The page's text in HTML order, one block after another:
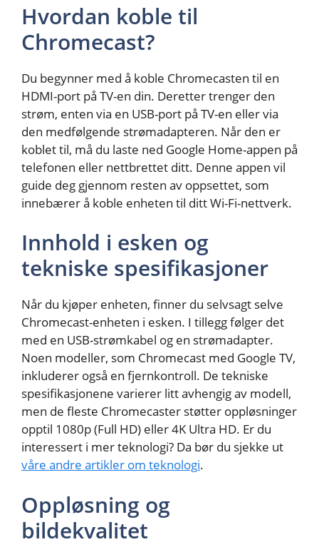
Hvordan koble til
Chromecast?
Du begynner med å koble Chromecasten til en
HDMI-port på TV-en din. Deretter trenger den
strøm, enten via en USB-port på TV-en eller via
den medfølgende strømadapteren. Når den er
koblet til, må du laste ned Google Home-appen på
telefonen eller nettbrettet ditt. Denne appen vil
guide deg gjennom resten av oppsettet, som
innebærer å koble enheten til ditt Wi-Fi-nettverk.
Innhold i esken og
tekniske spesifikasjoner
Når du kjøper enheten, finner du selvsagt selve
Chromecast-enheten i esken. I tillegg følger det
med en USB-strømkabel og en strømadapter.
Noen modeller, som Chromecast med Google TV,
inkluderer også en fjernkontroll. De tekniske
spesifikasjonene varierer litt avhengig av modell,
men de fleste Chromecaster støtter oppløsninger
opptil 1080p (Full HD) eller 4K Ultra HD. Er du
interessert i mer teknologi? Da bør du sjekke ut
våre andre artikler om teknologi.
Oppløsning og
bildekvalitet